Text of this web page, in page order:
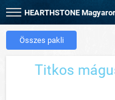
HEARTHSTONE
Összes pakli
Titkos